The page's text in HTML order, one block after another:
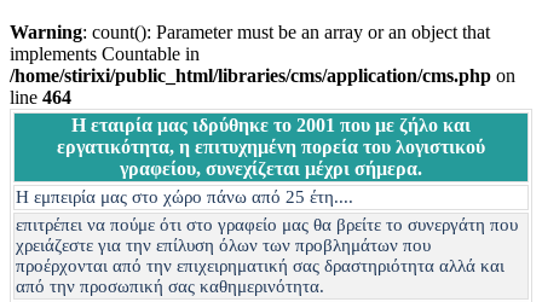
Warning: count(): Parameter must be an array or an object that
implements Countable in
/home/stirixi/public_html/libraries/cms/application/cms.php on
line 464
Η εταιρία μας ιδρύθηκε το 2001 που με ζήλο και
εργατικότητα, η επιτυχημένη πορεία του λογιστικού
γραφείου, συνεχίζεται μέχρι σήμερα.
Η εμπειρία μας στο χώρο πάνω από 25 έτη....
επιτρέπει να πούμε ότι στο γραφείο μας θα βρείτε το συνεργάτη που
χρειάζεστε για την επίλυση όλων των προβλημάτων που
προέρχονται από την επιχειρηματική σας δραστηριότητα αλλά και
από την προσωπική σας καθημερινότητα.